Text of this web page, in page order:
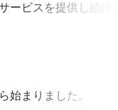
ービスを提供し続け
始まりました。